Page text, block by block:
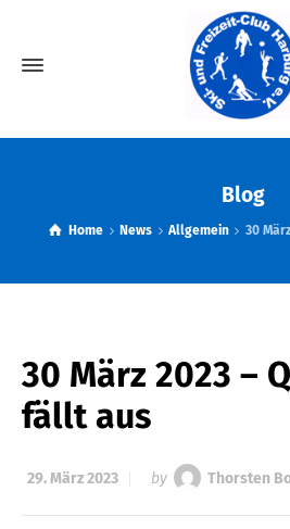
Blog
Home News Allgemein 30
30 März 2023 –
fällt aus
29. März 2023 by Thorsten